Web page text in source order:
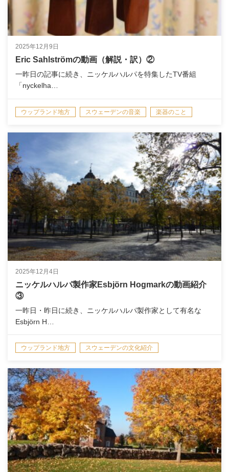
2025年12月9日
Eric Sahlströmの動画（解説・訳）②
一昨日の記事に続き、ニッケルハルパを特集したTV番組
「nyckelha…
ウップランド地方 スウェーデンの音楽 楽器のこと
2025年12月4日
ニッケルハルパ製作家Esbjörn Hogmarkの動画紹介
③
一昨日・昨日に続き、ニッケルハルパ製作家として有名な
Esbjörn H…
ウップランド地方 スウェーデンの文化紹介